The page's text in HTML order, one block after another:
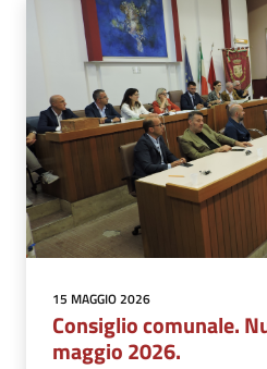
15 MAGGIO 2026
Consiglio comunale.
maggio 2026.